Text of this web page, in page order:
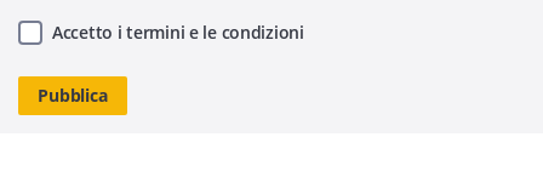
Accetto i termini e le condizioni